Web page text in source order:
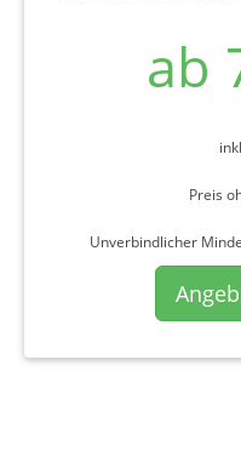
ab
Preis
Unverbindlicher